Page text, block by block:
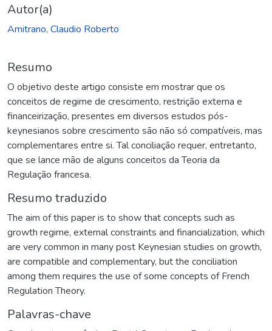
Autor(a)
Amitrano, Claudio Roberto
Resumo
O objetivo deste artigo consiste em mostrar que os
conceitos de regime de crescimento, restrição externa e
financeirização, presentes em diversos estudos pós-
keynesianos sobre crescimento são não só compatíveis, mas
complementares entre si. Tal conciliação requer, entretanto,
que se lance mão de alguns conceitos da Teoria da
Regulação francesa.
Resumo traduzido
The aim of this paper is to show that concepts such as
growth regime, external constraints and financialization, which
are very common in many post Keynesian studies on growth,
are compatible and complementary, but the conciliation
among them requires the use of some concepts of French
Regulation Theory.
Palavras-chave